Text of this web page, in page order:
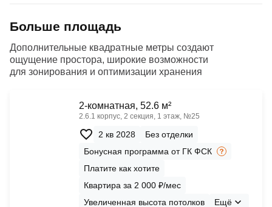
Больше площадь
Дополнительные квадратные метры создают
ощущение простора, широкие возможности
для зонирования и оптимизации хранения
2-комнатная, 52.6 м²
2.6.1 корпус, 2 секция, 1 этаж, №25
2 кв 2028
Без отделки
Бонусная программа от ГК ФСК
Платите как хотите
Квартира за 2 000 ₽/мес
Увеличенная высота потолков
Ещё